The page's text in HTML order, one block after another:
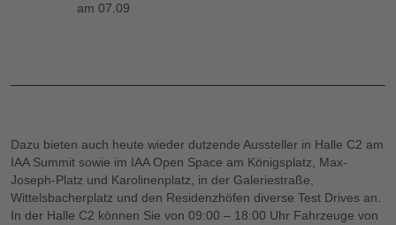
am 07.09
Dazu bieten auch heute wieder dutzende Aussteller in Halle C2 am
IAA Summit sowie im IAA Open Space am Königsplatz, Max-
Joseph-Platz und Karolinenplatz, in der Galeriestraße,
Wittelsbacherplatz und den Residenzhöfen diverse Test Drives an.
In der Halle C2 können Sie von 09:00 – 18:00 Uhr Fahrzeuge von